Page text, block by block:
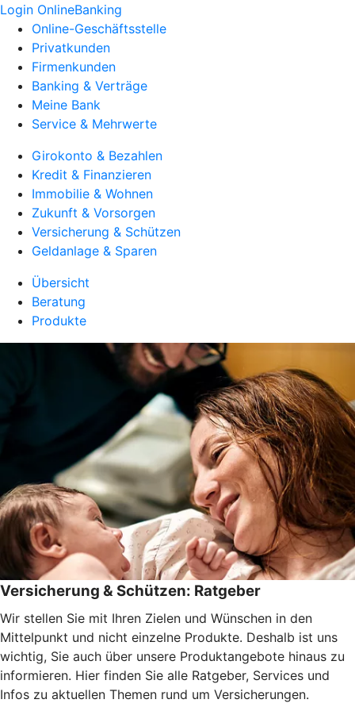
Login OnlineBanking
Online-Geschäftsstelle
Privatkunden
Firmenkunden
Banking & Verträge
Meine Bank
Service & Mehrwerte
Girokonto & Bezahlen
Kredit & Finanzieren
Immobilie & Wohnen
Zukunft & Vorsorgen
Versicherung & Schützen
Geldanlage & Sparen
Übersicht
Beratung
Produkte
Versicherung & Schützen: Ratgeber
Wir stellen Sie mit Ihren Zielen und Wünschen in den
Mittelpunkt und nicht einzelne Produkte. Deshalb ist uns
wichtig, Sie auch über unsere Produktangebote hinaus zu
informieren. Hier finden Sie alle Ratgeber, Services und
Infos zu aktuellen Themen rund um Versicherungen.